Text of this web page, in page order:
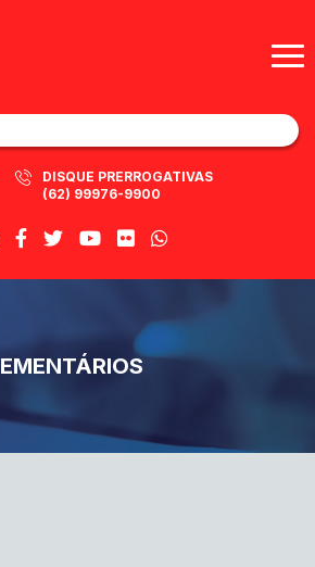
DISQUE PRERROGATIVAS
(62) 99976-9900
EMENTÁRIOS